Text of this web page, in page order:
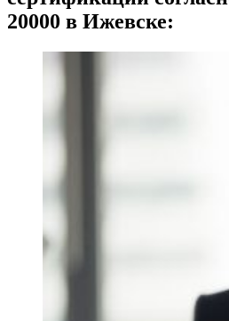
20000 в Ижевске: